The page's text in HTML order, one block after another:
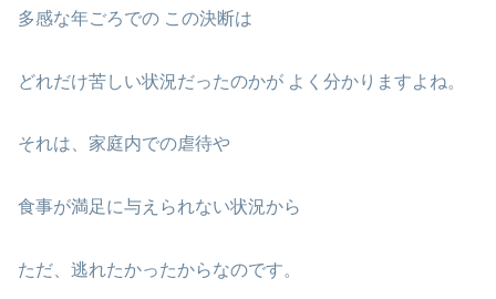
多感な年ごろでの この決断は
どれだけ苦しい状況だったのかが よく分かりますよね。
それは、家庭内での虐待や
食事が満足に与えられない状況から
ただ、逃れたかったからなのです。